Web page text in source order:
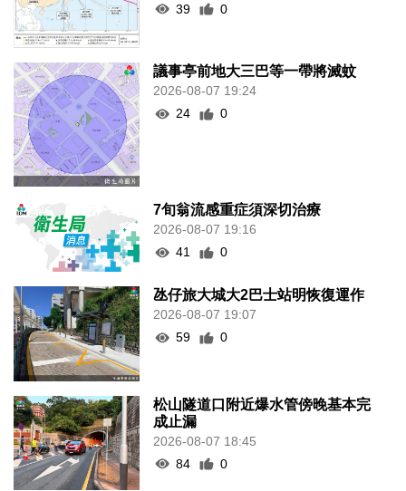
39
0
議事亭前地大三巴等一帶將滅蚊
2026-08-07 19:24
24
0
7旬翁流感重症須深切治療
2026-08-07 19:16
41
0
氹仔旅大城大2巴士站明恢復運作
2026-08-07 19:07
59
0
松山隧道口附近爆水管傍晚基本完
成止漏
2026-08-07 18:45
84
0